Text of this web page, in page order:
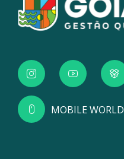
MOBILE WORLD